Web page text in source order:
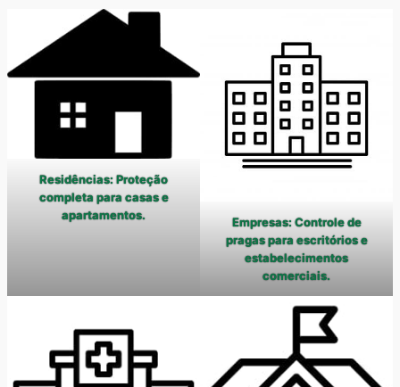
Residências: Proteção
completa para casas e
apartamentos.
Empresas: Controle de
pragas para escritórios e
estabelecimentos
comerciais.